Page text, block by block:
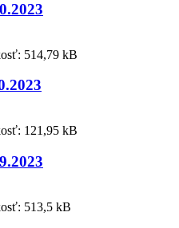
514,79 kB
121,95 kB
513,5 kB